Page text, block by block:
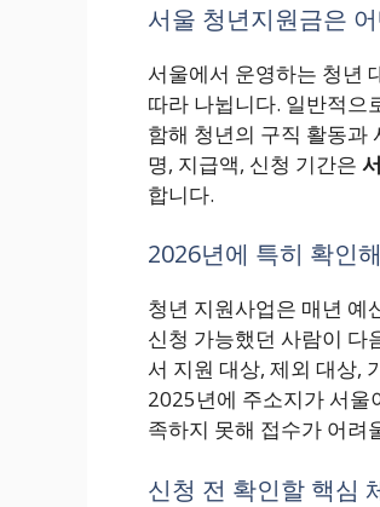
서울 청년지원금은
서울에서 운영하는 청년
따라 나뉩니다. 일반적으
함해 청년의 구직 활동과
명, 지급액, 신청 기간은
합니다.
2026년에 특히 확인
청년 지원사업은 매년 예
신청 가능했던 사람이 다
서 지원 대상, 제외 대상,
2025년에 주소지가 서울
족하지 못해 접수가 어려
신청 전 확인할 핵심